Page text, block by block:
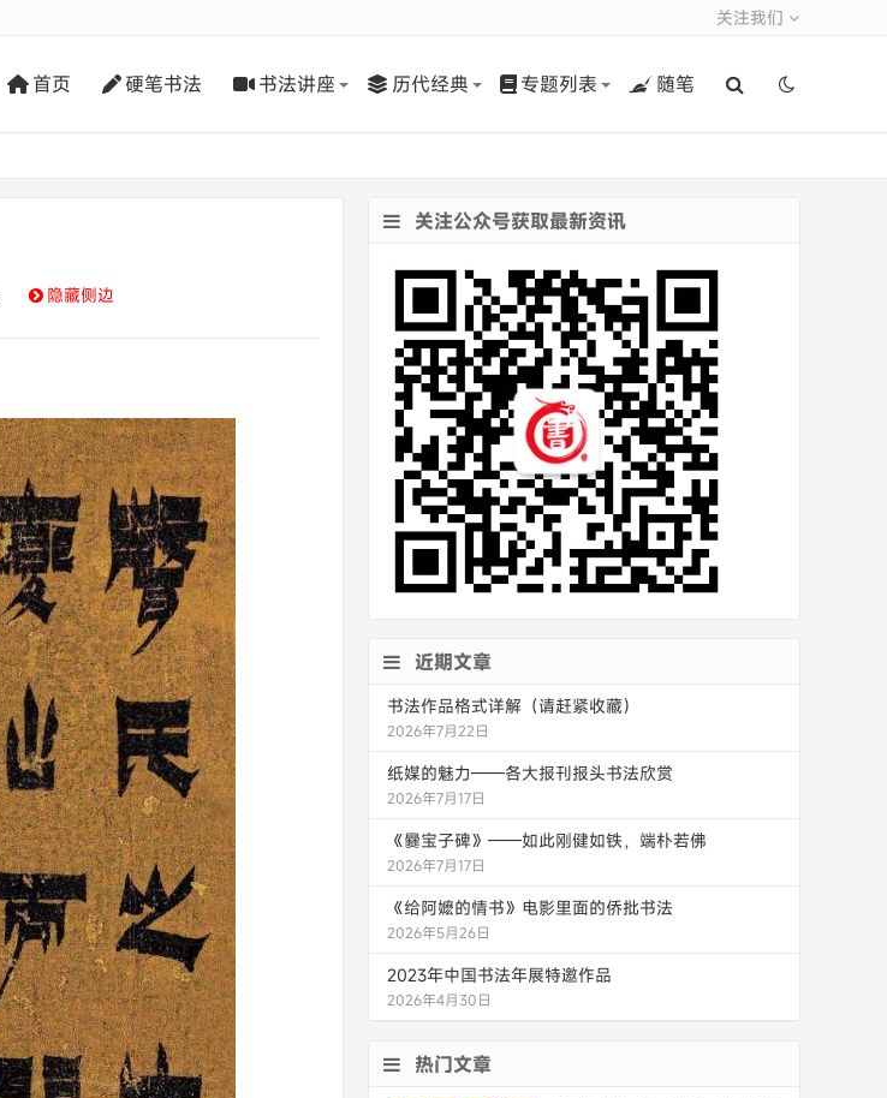
关注我们
首页 硬笔书法 书法讲座 历代经典 专题列表 随笔
隐藏侧边
关注公众号获取最新资讯
近期文章
书法作品格式详解（请赶紧收藏）
2026年7月22日
纸媒的魅力——各大报刊报头书法欣赏
2026年7月17日
《爨宝子碑》——如此刚健如铁，端朴若佛
2026年7月17日
《给阿嬷的情书》电影里面的侨批书法
2026年5月26日
2023年中国书法年展特邀作品
2026年4月30日
热门文章